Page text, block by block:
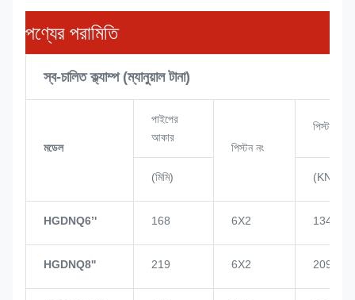
পণ্যের পরামিতি
স্ব-চালিত ক্ল্যাম্প (ম্যানুয়াল টানা)
মডেল
পাইপের
আকার
পিস্টন নং
পিস্টন
(মিমি) (KN)
HGDNQ6’' 168 6X2 134
HGDNQ8'' 219 6X2 209